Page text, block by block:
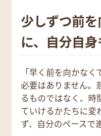
少しずつ前
に、自分自
「早く前を向かな
必要はありません。
るものではなく、時
ていけるかたちに変
ず、自分のペースで